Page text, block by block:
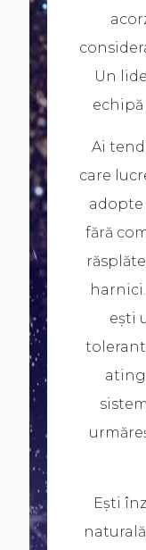
Un
Ai
care
fără
ești
Ești